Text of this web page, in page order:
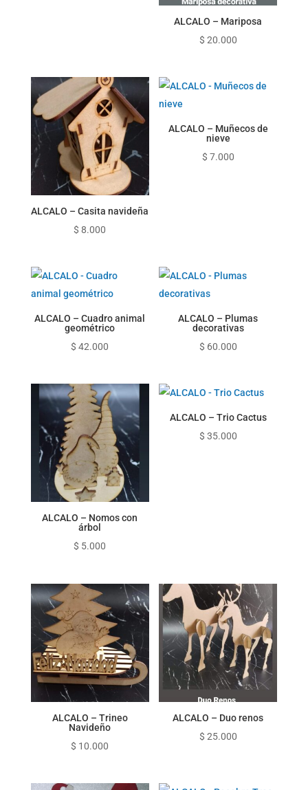
ALCALO – Mariposa
$ 20.000
ALCALO – Casita navideña
$ 8.000
ALCALO – Muñecos de
nieve
$ 7.000
ALCALO – Cuadro animal
geométrico
$ 42.000
ALCALO – Plumas
decorativas
$ 60.000
ALCALO – Nomos con
árbol
$ 5.000
ALCALO – Trio Cactus
$ 35.000
ALCALO – Trineo
Navideño
$ 10.000
ALCALO – Duo renos
$ 25.000